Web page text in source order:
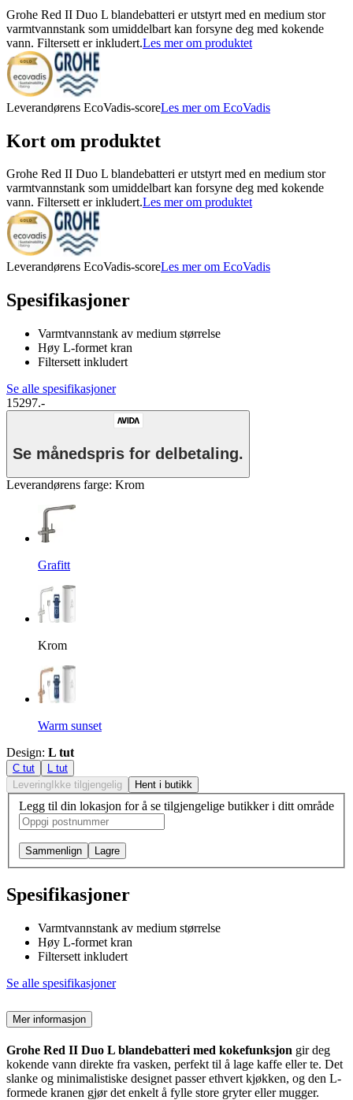
Grohe Red II Duo L blandebatteri er utstyrt med en medium stor
varmtvannstank som umiddelbart kan forsyne deg med kokende
vann. Filtersett er inkludert.Les mer om produktet
Leverandørens EcoVadis-scoreLes mer om EcoVadis
Kort om produktet
Grohe Red II Duo L blandebatteri er utstyrt med en medium stor
varmtvannstank som umiddelbart kan forsyne deg med kokende
vann. Filtersett er inkludert.Les mer om produktet
Leverandørens EcoVadis-scoreLes mer om EcoVadis
Spesifikasjoner
Varmtvannstank av medium størrelse
Høy L-formet kran
Filtersett inkludert
Se alle spesifikasjoner
15297.-
Se månedspris for delbetaling.
Leverandørens farge: Krom
Grafitt
Krom
Warm sunset
Design: L tut
C tut
L tut
Levering Ikke tilgjengelig Hent i butikk
Legg til din lokasjon for å se tilgjengelige butikker i ditt område
Sammenlign Lagre
Spesifikasjoner
Varmtvannstank av medium størrelse
Høy L-formet kran
Filtersett inkludert
Se alle spesifikasjoner
Mer informasjon
Grohe Red II Duo L blandebatteri med kokefunksjon gir deg
kokende vann direkte fra vasken, perfekt til å lage kaffe eller te. Det
slanke og minimalistiske designet passer ethvert kjøkken, og den L-
formede kranen gjør det enkelt å fylle store gryter eller mugger.